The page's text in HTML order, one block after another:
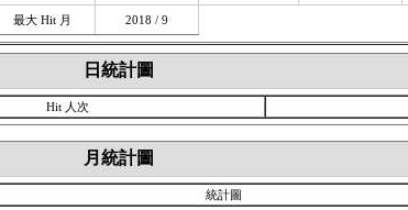
最大 Hit 月 2018 / 9
日統計圖
Hit 人次
月統計圖
統計圖